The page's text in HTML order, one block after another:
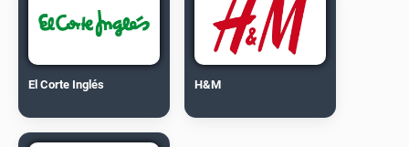
El Corte Inglés H&M